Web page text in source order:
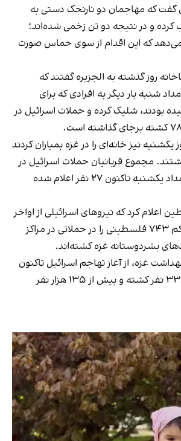
گفت که مهاجمان دو نارنجک دستی به
کرده و در نتیجه دو تن زخمی شده‌اند؛
که این اقدام از سوی حماس صورت
روز گذشته به الجزیره گفتند که
شنبه بار دیگر به افرادی که برای
بودند، شلیک کرده و حملات اسرائیل در
یکشنبه نیز خانه‌ای را در غزه بمباران کردند
نفر را کشتند. مجموع قربانیان حملات اسرائیل در
سراسر نوار غزه از بامداد یکشنبه تاکنون ۲۷ نفر اعلام شده
اعلام کرد که نیروهای اسرائیلی از اواخر
ماه می تاکنون دستکم ۷۴۳ فلسطینی را در حملاتی در مراکز
بشردوستانه غزه کشته‌اند.
غزه، از آغاز تهاجم اسرائیل تاکنون
دستکم ۵۷ هزار و ۳۳۸ نفر کشته و بیش از ۱۳۵ هزار نفر